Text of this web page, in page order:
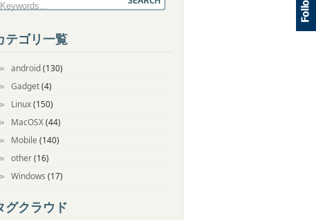
テゴリ一覧
android(130)
Gadget(4)
Linux(150)
MacOSX(44)
Mobile (140)
other(16)
Windows (17)
グクラウド